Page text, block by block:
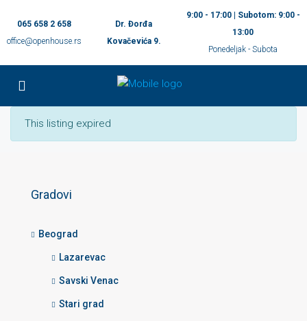
065 658 2 658
office@openhouse.rs
Dr. Đorđa
Kovačevića 9.
9:00 - 17:00 | Subotom: 9:00 -
13:00
Ponedeljak - Subota
This listing expired
Gradovi
Beograd
Lazarevac
Savski Venac
Stari grad